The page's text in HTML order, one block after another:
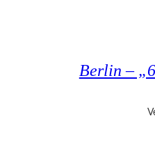
Berlin –